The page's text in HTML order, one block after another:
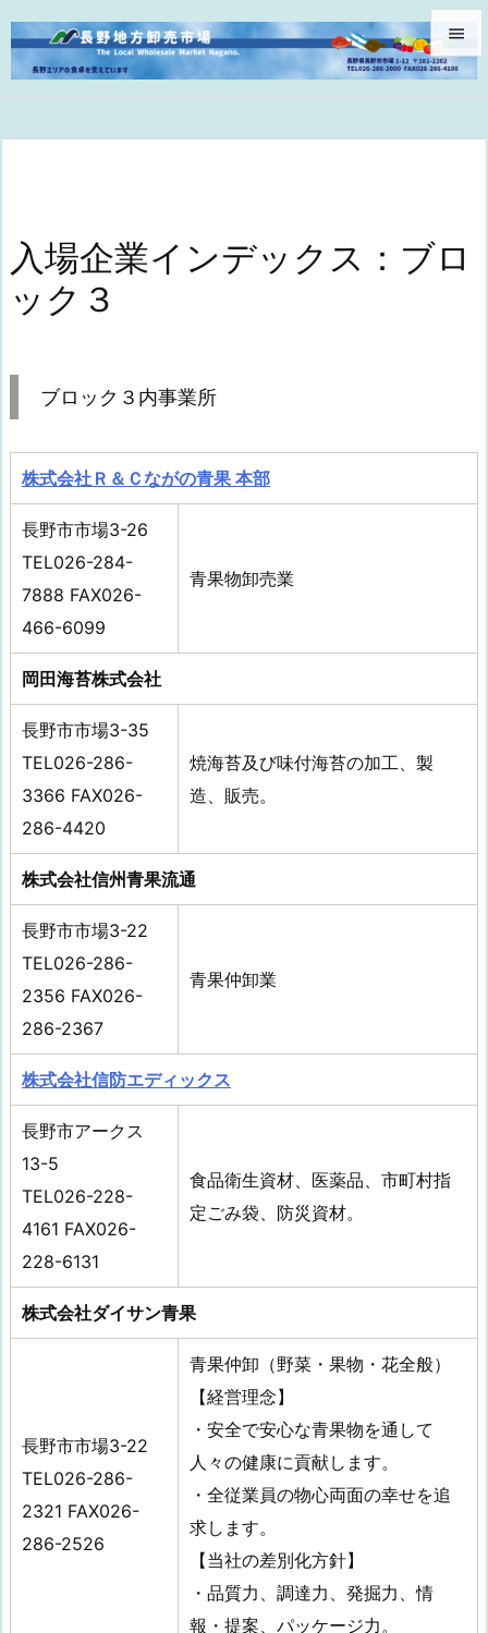




次へ
入場企業インデックス：ブロ
ック３
ブロック３内事業所
株式会社Ｒ＆Ｃながの青果 本部
長野市市場3-26
TEL026-284-
7888 FAX026-
466-6099
青果物卸売業
岡田海苔株式会社
長野市市場3-35
TEL026-286-
3366 FAX026-
286-4420
焼海苔及び味付海苔の加工、製
造、販売。
株式会社信州青果流通
長野市市場3-22
TEL026-286-
2356 FAX026-
286-2367
青果仲卸業
株式会社信防エディックス
長野市アークス
13-5
TEL026-228-
4161 FAX026-
228-6131
食品衛生資材、医薬品、市町村指
定ごみ袋、防災資材。
株式会社ダイサン青果
長野市市場3-22
TEL026-286-
2321 FAX026-
286-2526
青果仲卸（野菜・果物・花全般）
【経営理念】
・安全で安心な青果物を通して
人々の健康に貢献します。
・全従業員の物心両面の幸せを追
求します。
【当社の差別化方針】
・品質力、調達力、発掘力、情
報・提案、パッケージ力。